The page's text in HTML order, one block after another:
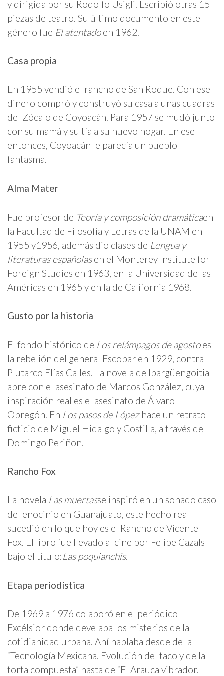
y dirigida por su Rodolfo Usigli. Escribió otras 15
piezas de teatro. Su último documento en este
género fue El atentadoen 1962.
Casa propia
En 1955 vendió el rancho de San Roque. Con ese
dinero compró y construyó su casa a unas cuadras
del Zócalo de Coyoacán. Para 1957 se mudó junto
con su mamá y su tía a su nuevo hogar. En ese
entonces, Coyoacán le parecía un pueblo
fantasma.
Alma Mater
Fue profesor de Teoría y composición dramáticaen
la Facultad de Filosofía y Letras de la UNAM en
1955 y1956, además dio clases de Lengua y
literaturas españolasen el Monterey Institute for
Foreign Studies en 1963, en la Universidad de las
Américas en 1965 y en la de California 1968.
Gusto por la historia
El fondo histórico de Los relámpagos de agostoes
la rebelión del general Escobar en 1929, contra
Plutarco Elías Calles. La novela de Ibargüengoitia
abre con el asesinato de Marcos González, cuya
inspiración real es el asesinato de Álvaro
Obregón. En Los pasos de Lópezhace un retrato
ficticio de Miguel Hidalgo y Costilla, a través de
Domingo Periñon.
Rancho Fox
La novela Las muertasse inspiró en un sonado caso
de lenocinio en Guanajuato, este hecho real
sucedió en lo que hoy es el Rancho de Vicente
Fox. El libro fue llevado al cine por Felipe Cazals
bajo el título:Las poquianchis.
Etapa periodística
De 1969 a 1976 colaboró en el periódico
Excélsior donde develaba los misterios de la
cotidianidad urbana. Ahí hablaba desde de la
“Tecnología Mexicana. Evolución del taco y de la
torta compuesta” hasta de “El Arauca vibrador.